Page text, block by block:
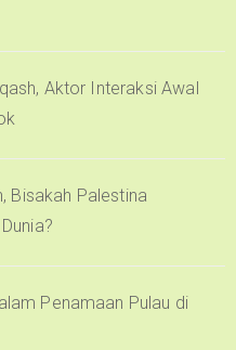
Aktor Interaksi Awal
Bisakah Palestina
Penamaan Pulau di